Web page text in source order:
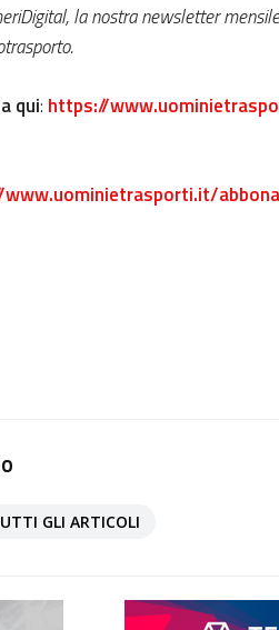
la nostra newsletter
qui: https://
GLI ARTICOLI